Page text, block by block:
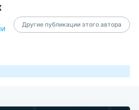
Другие публикации этого автора